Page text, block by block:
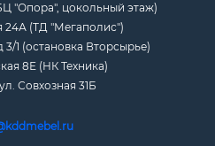
"Опора", цокольный этаж)
24А (ТД "Мегаполис")
1 (остановка Вторсырье)
8Е (НК Техника)
Совхозная 31Б